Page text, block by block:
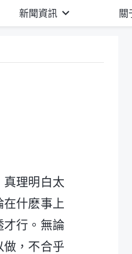
新聞資訊 關
理明白太
什麽事上
才行。無論
，不合乎